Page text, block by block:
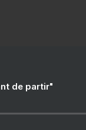
de partir"